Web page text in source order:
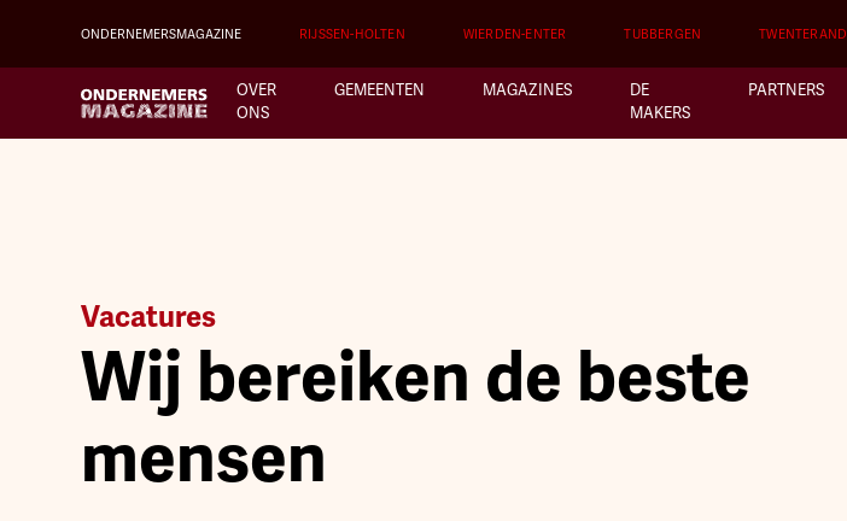
ONDERNEMERSMAGAZINE RIJSSEN-HOLTEN WIERDEN-ENTER TUBBERGEN TWENTERAND
OVER
ONS
GEMEENTEN MAGAZINES
DE
MAKERS
PARTNERS
Vacatures
Wij bereiken de beste
mensen